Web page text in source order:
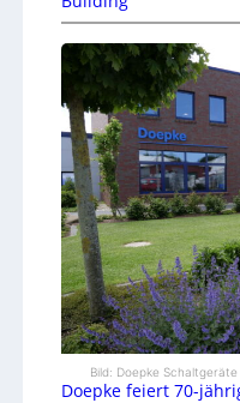
Bild: Doepke Schaltgeräte
Doepke feiert 70-